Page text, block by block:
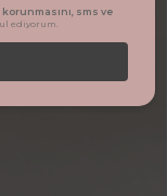
sms ve
ediyorum.